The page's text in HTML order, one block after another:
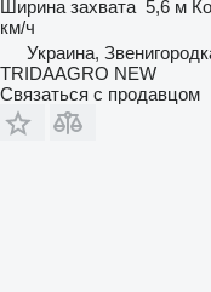
Ширина захвата 5,6 м
км/ч
Украина,
TRIDAAGRO NEW
Связаться с продавцом